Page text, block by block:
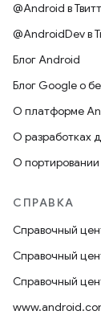
@Android в
@AndroidDev в
Блог Android
Блог Google о
О платформе
О разработках
О
СПРАВКА
Справочный
Справочный
Справочный